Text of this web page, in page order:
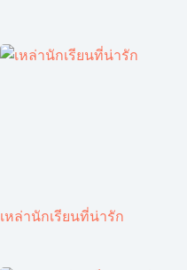
เหล่านักเรียนที่น่ารัก